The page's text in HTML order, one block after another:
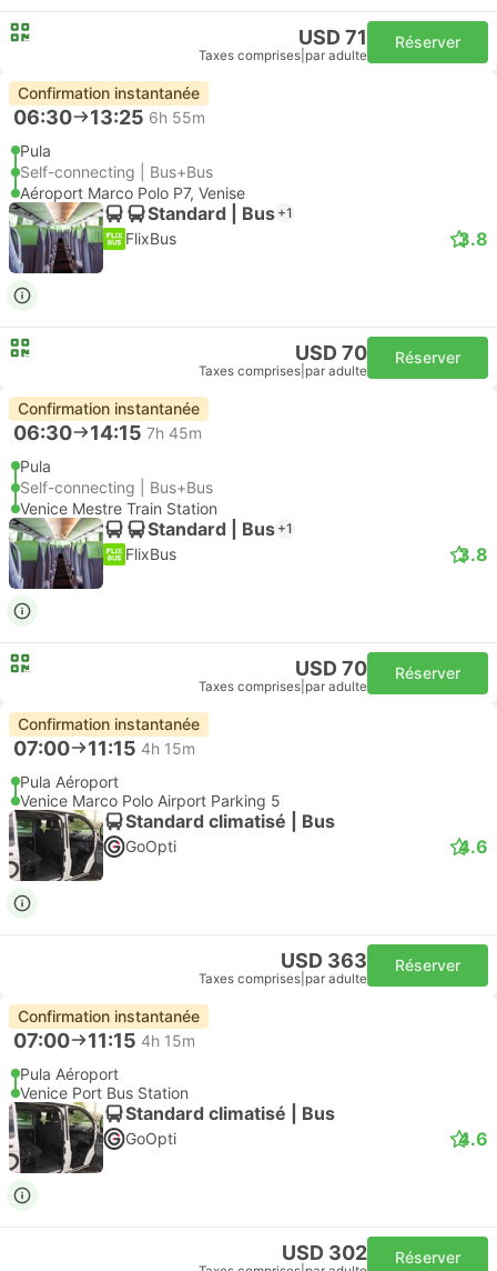
USD 71
Taxes comprises par adulte
Réserver
Confirmation instantanée
06:30 13:25 6h 55m
Pula
Self-connecting | Bus+Bus
Aéroport Marco Polo P7, Venise
Standard | Bus +1
FlixBus 3.8
USD 70
Taxes comprises par adulte
Réserver
Confirmation instantanée
06:30 14:15 7h 45m
Pula
Self-connecting | Bus+Bus
Venice Mestre Train Station
Standard | Bus +1
FlixBus 3.8
USD 70
Taxes comprises par adulte
Réserver
Confirmation instantanée
07:00 11:15 4h 15m
Pula Aéroport
Venice Marco Polo Airport Parking 5
Standard climatisé | Bus
GoOpti 4.6
USD 363
Taxes comprises par adulte
Réserver
Confirmation instantanée
07:00 11:15 4h 15m
Pula Aéroport
Venice Port Bus Station
Standard climatisé | Bus
GoOpti 4.6
USD 302 Réserver